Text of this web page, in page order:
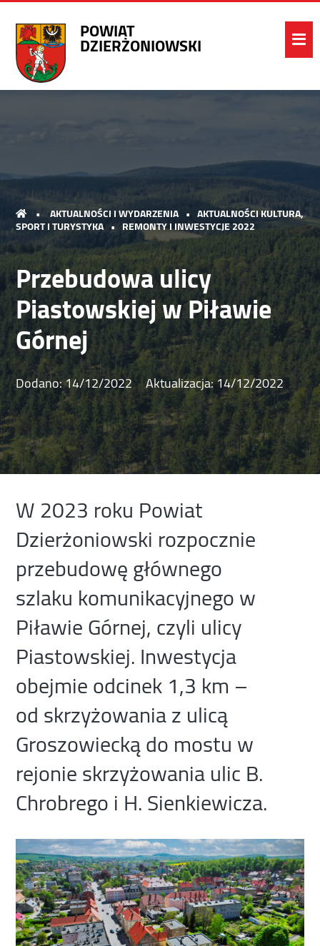
POWIAT
DZIERŻONIOWSKI
• AKTUALNOŚCI I WYDARZENIA • AKTUALNOŚCI KULTURA,
SPORT I TURYSTYKA • REMONTY I INWESTYCJE 2022
Przebudowa ulicy
Piastowskiej w Piławie
Górnej
Dodano:14/12/2022 Aktualizacja:14/12/2022
W 2023 roku Powiat
Dzierżoniowski rozpocznie
przebudowę głównego
szlaku komunikacyjnego w
Piławie Górnej, czyli ulicy
Piastowskiej. Inwestycja
obejmie odcinek 1,3 km –
od skrzyżowania z ulicą
Groszowiecką do mostu w
rejonie skrzyżowania ulic B.
Chrobrego i H. Sienkiewicza.